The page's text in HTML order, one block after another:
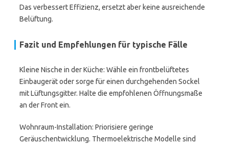
Das verbessert Effizienz, ersetzt aber keine ausreichende
Belüftung.
Fazit und Empfehlungen für typische Fälle
Kleine Nische in der Küche: Wähle ein frontbelüftetes
Einbaugerät oder sorge für einen durchgehenden Sockel
mit Lüftungsgitter. Halte die empfohlenen Öffnungsmaße
an der Front ein.
Wohnraum-Installation: Priorisiere geringe
Geräuschentwicklung. Thermoelektrische Modelle sind